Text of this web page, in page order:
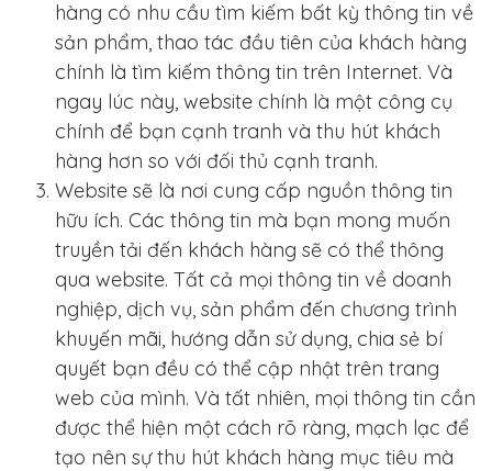
hàng có nhu cầu tìm kiếm bất kỳ thông tin về
sản phẩm, thao tác đầu tiên của khách hàng
chính là tìm kiếm thông tin trên Internet. Và
ngay lúc này, website chính là một công cụ
chính để bạn cạnh tranh và thu hút khách
hàng hơn so với đối thủ cạnh tranh.
Website sẽ là nơi cung cấp nguồn thông tin
hữu ích. Các thông tin mà bạn mong muốn
truyền tải đến khách hàng sẽ có thể thông
qua website. Tất cả mọi thông tin về doanh
nghiệp, dịch vụ, sản phẩm đến chương trình
khuyến mãi, hướng dẫn sử dụng, chia sẻ bí
quyết bạn đều có thể cập nhật trên trang
web của mình. Và tất nhiên, mọi thông tin cần
được thể hiện một cách rõ ràng, mạch lạc để
tạo nên sự thu hút khách hàng mục tiêu mà